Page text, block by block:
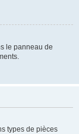
le panneau de
types de pièces